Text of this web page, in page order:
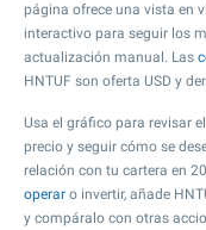
página ofrece una vista en
interactivo para seguir los
actualización manual. Las
HNTUF son oferta USD y
Usa el gráfico para revisar
precio y seguir cómo se
relación con tu cartera en
operar o invertir, añade
y compáralo con otras